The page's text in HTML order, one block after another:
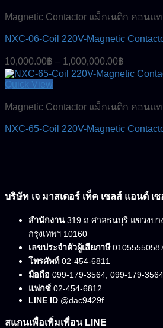
Magnetic Contactor แม็กเนติก คอนแ
NXC-06-Coil 220V-Magnetic
10,000.00฿ – 1,000,000.00฿
range:
Quick View
Magnetic Contactor แม็กเนติก คอนแ
NXC-65-Coil 220V-Magnetic
บริษัท เจ มาสเตอร์ เท็ค เซลส์ แอนด์ เ
สำนักงาน 319 ถ.ศาลธนบุรี แขวงบา
กรุงเทพฯ 10160
เลขประจำตัวผู้เสียภาษี
โทรศัพท์02-454-6811
มือถือ 099-179-3564, 099-179-3564
แฟกซ์ 02-454-6812
LINE ID @dac9429f
สแกนเพื่อเพิ่มเพื่อน LINE